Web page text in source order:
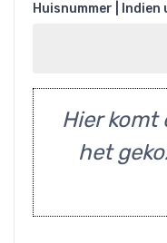
Huisnummer |
Hier komt
het